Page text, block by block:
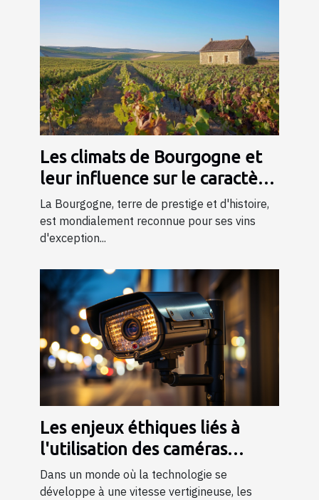
Les climats de Bourgogne et
leur influence sur le caractère
du vin
La Bourgogne, terre de prestige et d'histoire,
est mondialement reconnue pour ses vins
d'exception...
Les enjeux éthiques liés à
l'utilisation des caméras
espion dans la société
Dans un monde où la technologie se
développe à une vitesse vertigineuse, les